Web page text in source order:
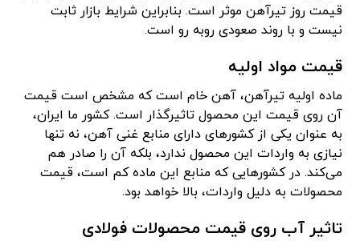
قیمت روز تیرآهن موثر است. بنابراین شرایط بازار ثابت
نیست و با روند صعودی روبه رو است.
قیمت مواد اولیه
ماده اولیه تیرآهن، آهن خام است که مشخص است قیمت
آن روی قیمت این محصول تاثیرگذار است. کشور ما ایران،
به عنوان یکی از کشورهای دارای منابع غنی آهن، نه تنها
نیازی به واردات این محصول ندارد، بلکه آن را صادر هم
می‌کند. در کشورهایی که منابع این ماده کم است، قیمت
محصولات به دلیل واردات، بالا خواهد بود.
تاثیر آب روی قیمت محصولات فولادی